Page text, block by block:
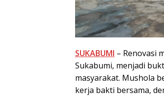
SUKABUMI – Renovasi
Sukabumi, menjadi
masyarakat. Mushola
kerja bakti bersama,